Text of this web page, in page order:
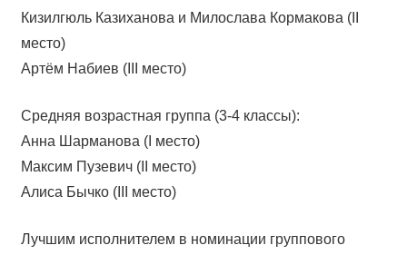
Кизилгюль Казиханова и Милослава Кормакова (II
место)
Артём Набиев (III место)
Средняя возрастная группа (3-4 классы):
Анна Шарманова (I место)
Максим Пузевич (II место)
Алиса Бычко (III место)
Лучшим исполнителем в номинации группового